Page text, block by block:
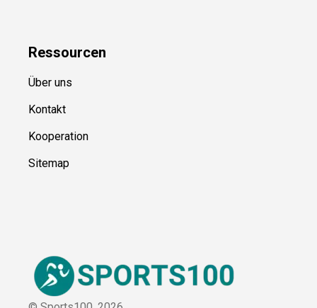
Ressourcen
Über uns
Kontakt
Kooperation
Sitemap